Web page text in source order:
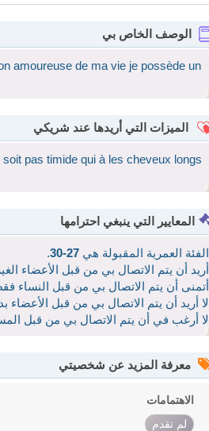
الوصف الخاص بي
amoureuse de ma vie je possède un
الميزات التي أريدها عند شريكي
pas timide qui à les cheveux longs
المعايير التي ينبغي احترامها
الفئة العمرية المقبولة هي 27-30
.
أريد أن يتم الاتصال بي من قبل الأعضاء
أتمنى أن يتم الاتصال بي من قبل النساء
لا أريد أن يتم الاتصال بي من قبل
لا أرغب في أن يتم الاتصال بي من قبل
معرفة المزيد عن شخصيتي
الاهتمامات
لم تقدم